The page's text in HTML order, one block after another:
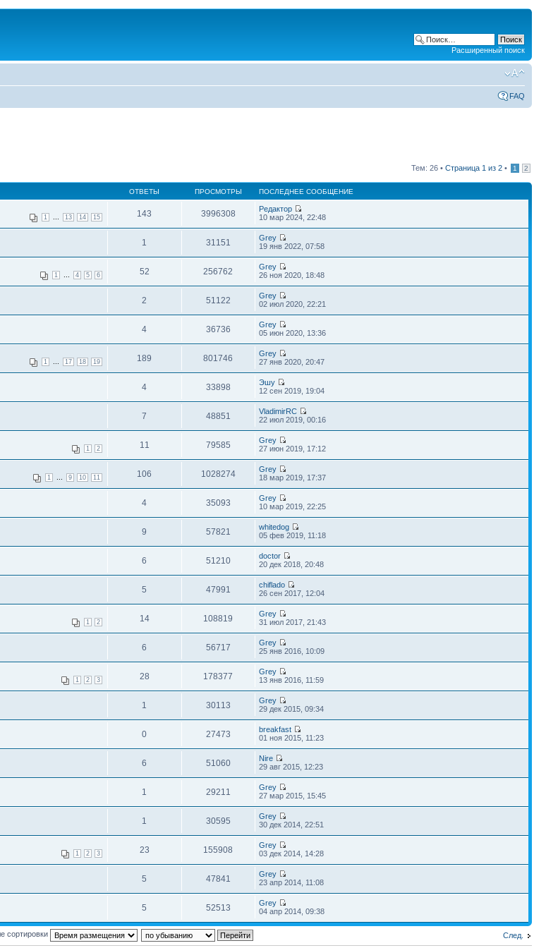
Расширенный поиск
FAQ
Тем: 26 • Страница 1 из 2 • 1 2
ОТВЕТЫ ПРОСМОТРЫ ПОСЛЕДНЕЕ СООБЩЕНИЕ
1 13 14 15 143 3996308
Редактор
10 мар 2024, 22:48
1 31151
Grey
19 янв 2022, 07:58
1 4 5 6 52 256762
Grey
26 ноя 2020, 18:48
2 51122
Grey
02 июл 2020, 22:21
4 36736
Grey
05 июн 2020, 13:36
1 17 18 19 189 801746
Grey
27 янв 2020, 20:47
4 33898
Эшу
12 сен 2019, 19:04
7 48851
VladimirRC
22 июл 2019, 00:16
1 2 11 79585
Grey
27 июн 2019, 17:12
1 9 10 11 106 1028274
Grey
18 мар 2019, 17:37
4 35093
Grey
10 мар 2019, 22:25
9 57821
whitedog
05 фев 2019, 11:18
6 51210
doctor
20 дек 2018, 20:48
5 47991
chiflado
26 сен 2017, 12:04
1 2 14 108819
Grey
31 июл 2017, 21:43
6 56717
Grey
25 янв 2016, 10:09
1 2 3 28 178377
Grey
13 янв 2016, 11:59
1 30113
Grey
29 дек 2015, 09:34
0 27473
breakfast
01 ноя 2015, 11:23
6 51060
Nire
29 авг 2015, 12:23
1 29211
Grey
27 мар 2015, 15:45
1 30595
Grey
30 дек 2014, 22:51
1 2 3 23 155908
Grey
03 дек 2014, 14:28
5 47841
Grey
23 апр 2014, 11:08
5 52513
Grey
04 апр 2014, 09:38
След.
сортировки